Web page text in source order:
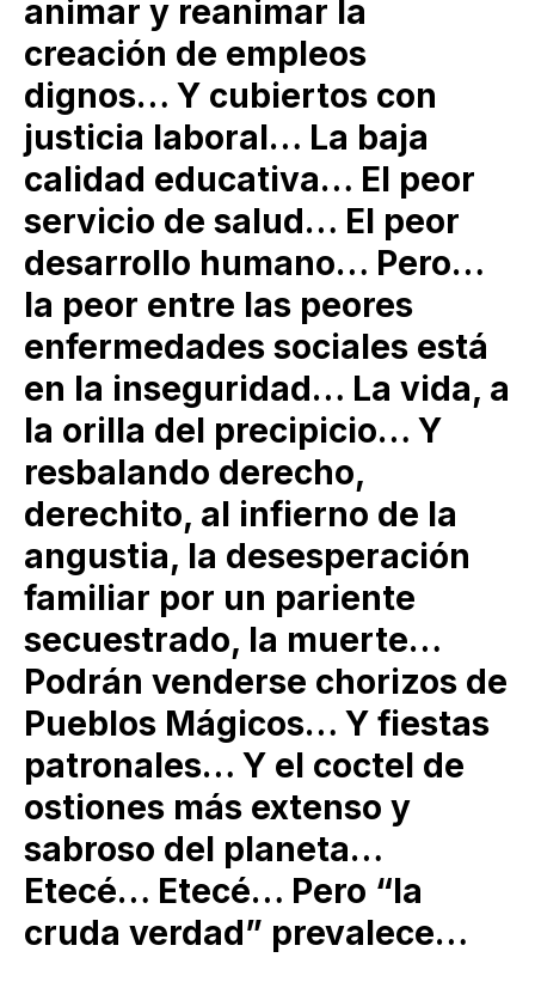
animar y reanimar la
creación de empleos
dignos… Y cubiertos con
justicia laboral… La baja
calidad educativa… El peor
servicio de salud… El peor
desarrollo humano… Pero…
la peor entre las peores
enfermedades sociales está
en la inseguridad… La vida, a
la orilla del precipicio… Y
resbalando derecho,
derechito, al infierno de la
angustia, la desesperación
familiar por un pariente
secuestrado, la muerte…
Podrán venderse chorizos de
Pueblos Mágicos… Y fiestas
patronales… Y el coctel de
ostiones más extenso y
sabroso del planeta…
Etecé… Etecé… Pero “la
cruda verdad” prevalece…